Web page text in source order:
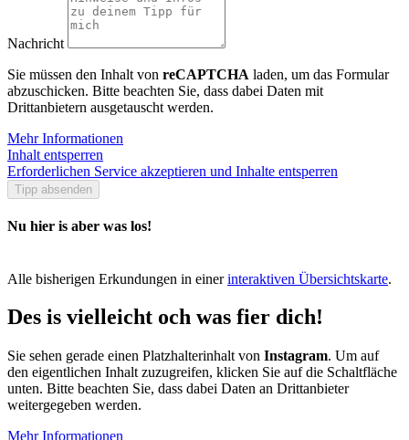
Nachricht
Sie müssen den Inhalt von reCAPTCHA laden, um das Formular
abzuschicken. Bitte beachten Sie, dass dabei Daten mit
Drittanbietern ausgetauscht werden.
Mehr Informationen
Inhalt entsperren
Erforderlichen Service akzeptieren und Inhalte entsperren
Tipp absenden
Nu hier is aber was los!
Alle bisherigen Erkundungen in einerinteraktiven Übersichtskarte.
Des is vielleicht och was fier dich!
Sie sehen gerade einen Platzhalterinhalt von Instagram. Um auf
den eigentlichen Inhalt zuzugreifen, klicken Sie auf die Schaltfläche
unten. Bitte beachten Sie, dass dabei Daten an Drittanbieter
weitergegeben werden.
Mehr Informationen